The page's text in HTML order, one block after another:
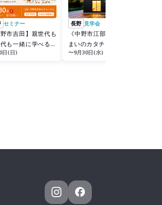
セミナー
野市吉田】親世代も
も一緒に学べる！
土地の相続セミナ
日(日)
長野 見学会
《中野市江部》新しい住
まいのカタチ ～新築同等
の性能！木造コンテナハ
〜9月30日(水)